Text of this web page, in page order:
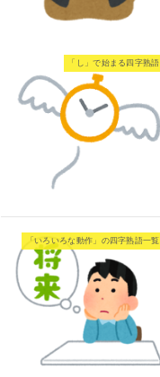
「し」で始まる四字熟語
「いろいろな動作」の四字熟語一覧